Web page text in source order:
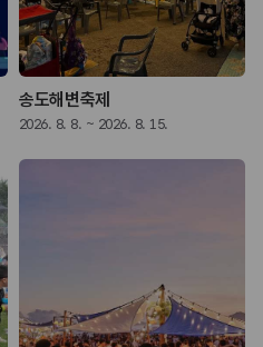
송도해변축제
2026. 8. 8. ~ 2026. 8. 15.